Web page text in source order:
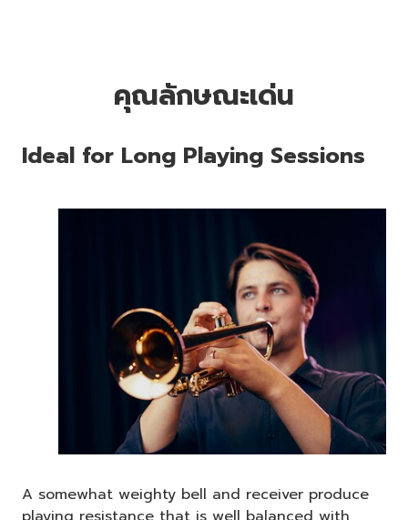
คุณลักษณะเด่น
Ideal for Long Playing Sessions
A somewhat weighty bell and receiver produce